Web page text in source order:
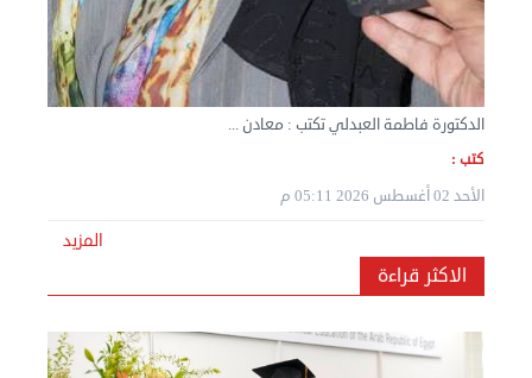
نقل عفش المنطقه العاشره 50636444 فك وتركيب ...
الدكتورة فاطمة العبدلي تكتب : معادن ...
كتب :
الأحد 02 أغسطس 2026 05:11 م
المزيد
الاكثر قراءة